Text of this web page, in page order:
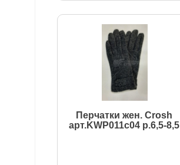
Перчатки жен. Crosh
арт.KWP011c04 р.6,5-8,5